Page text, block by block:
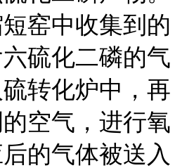
窑中收集到的
硫化二磷的气
转化炉中，再
空气，进行氧
的气体被送入